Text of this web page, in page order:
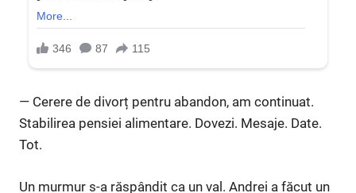
— Cerere de divorț pentru abandon, am continuat.
Stabilirea pensiei alimentare. Dovezi. Mesaje. Date.
Tot.
Un murmur s-a răspândit ca un val. Andrei a făcut un